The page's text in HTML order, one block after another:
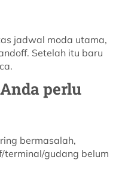
jadwal moda utama,
Setelah itu baru
perlu
bermasalah,
terminal/gudang belum